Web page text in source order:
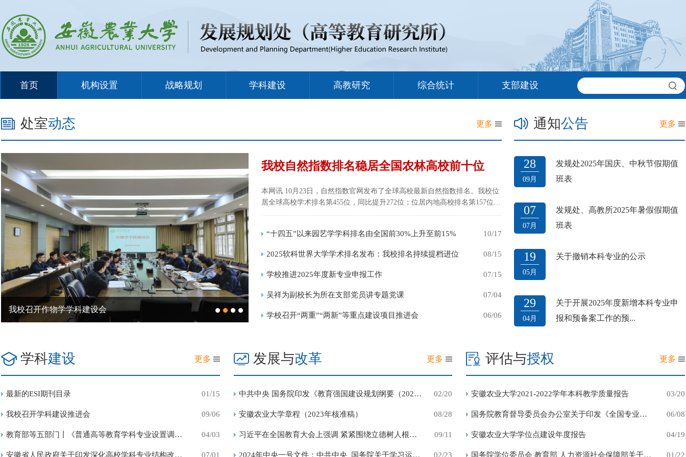
首页 机构设置 战略规划 学科建设 高教研究 综合统计 支部建设
处室动态 更多
我校召开作物学学科建设会 发展规划处党支部召开2022年度组织生活会 我校召开园艺学学科建设会
我校自然指数排名稳居全国农林高校前十位
本网讯 10月23日，自然指数官网发布了全球高校最新自然指数排名。我校位
居全球高校学术排名第455位，同比提升272位；位居内地高校排名第157位，
同比提升41位；位居内地农林类高校第10位，自2025年3月以来，已连续8期
国际顶级研究型学术期刊上发表论文数量的数据库，由全球知名的学术出版
布。...
“十四五”以来园艺学学科排名由全国前30%上升至前15% 10/17
2025软科世界大学学术排名发布：我校排名持续提档进位 08/15
学校推进2025年度新专业申报工作 07/15
吴祥为副校长为所在支部党员讲专题党课 07/04
学校召开“两重”“两新”等重点建设项目推进会 06/06
通知公告 更多
28
09月
发规处2025年国庆、中秋节假期值
班表
07
07月
发规处、高教所2025年暑假假期值
班表
19
05月
关于撤销本科专业的公示
29
04月
关于开展2025年度新增本科专业申
报和预备案工作的预...
学科建设 更多
最新的ESI期刊目录 01/15
我校召开学科建设推进会 09/06
教育部等五部门丨《普通高等教育学科专业设置调整优化改革方... 04/03
安徽省人民政府关于印发深化高校学科专业结构改革服务产业创... 07/01
发展与改革 更多
中共中央 国务院印发《教育强国建设规划纲要（2024—2035年）... 02/20
安徽农业大学章程（2023年核准稿） 08/28
习近平在全国教育大会上强调 紧紧围绕立德树人根本任务 朝着... 09/11
2024年中央一号文件：中共中央 国务院关于学习运用“千村示... 02/23
评估与授权 更多
安徽农业大学2021-2022学年本科教学质量报告 03/20
国务院教育督导委员会办公室关于印发《全国专业学位水平评估... 06/08
安徽农业大学学位点建设年度报告 04/19
国务院学位委员会 教育部 人力资源社会保障部关于全国金融等3... 01/22